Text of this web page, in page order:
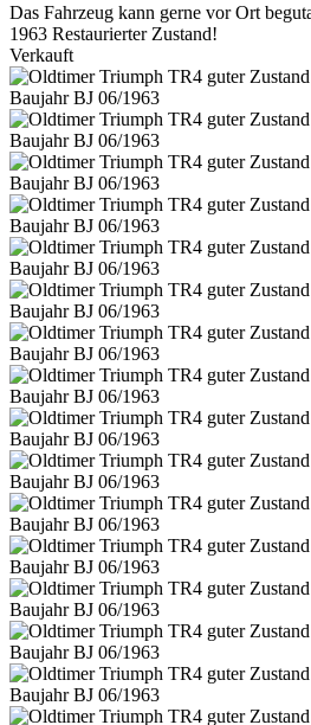
Das Fahrzeug kann gerne vor Ort
1963 Restaurierter Zustand!
Verkauft